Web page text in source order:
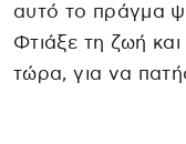
αυτό το πράγμα
Φτιάξε τη ζωή
τώρα, για να